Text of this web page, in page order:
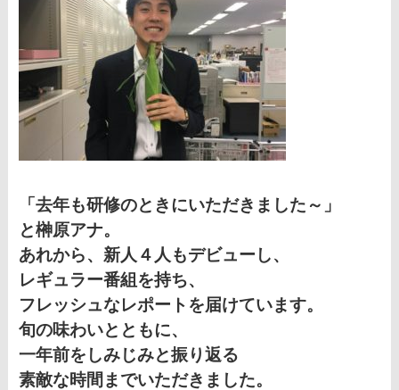
「去年も研修のときにいただきました～」
と榊原アナ。
あれから、新人４人もデビューし、
レギュラー番組を持ち、
フレッシュなレポートを届けています。
旬の味わいとともに、
一年前をしみじみと振り返る
素敵な時間までいただきました。